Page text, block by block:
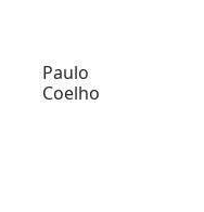
Paulo
Coelho